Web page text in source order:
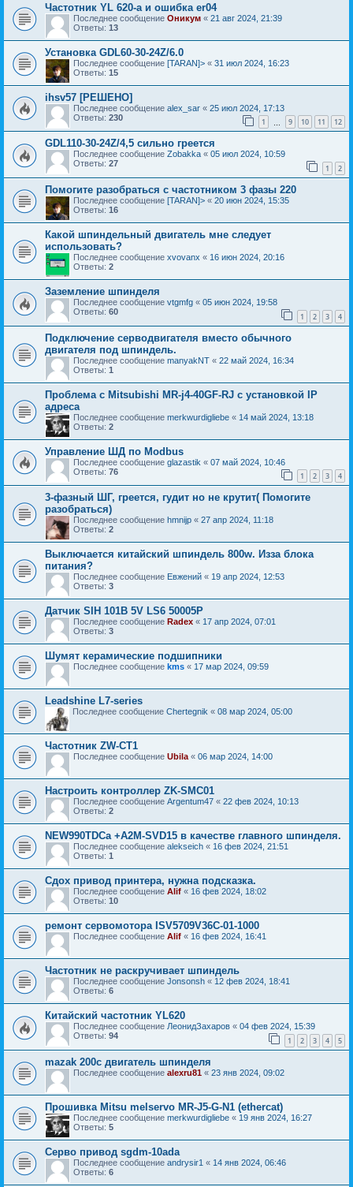
Частотник YL 620-a и ошибка er04
Последнее сообщение Оникум « 21 авг 2024, 21:39
Ответы: 13
Установка GDL60-30-24Z/6.0
Последнее сообщение [TARAN]> « 31 июл 2024, 16:23
Ответы: 15
ihsv57 [РЕШЕНО]
Последнее сообщение alex_sar « 25 июл 2024, 17:13
Ответы: 230 1 9 10 11 12
GDL110-30-24Z/4,5 сильно греется
Последнее сообщение Zobakka « 05 июл 2024, 10:59
Ответы: 27 1 2
Помогите разобраться с частотником 3 фазы 220
Последнее сообщение [TARAN]> « 20 июн 2024, 15:35
Ответы: 16
Какой шпиндельный двигатель мне следует
использовать?
Последнее сообщение xvovanx « 16 июн 2024, 20:16
Ответы: 2
Заземление шпинделя
Последнее сообщение vtgmfg « 05 июн 2024, 19:58
Ответы: 60 1 2 3 4
Подключение серводвигателя вместо обычного
двигателя под шпиндель.
Последнее сообщение manyakNT « 22 май 2024, 16:34
Ответы: 1
Проблема с Mitsubishi MR-j4-40GF-RJ с установкой IP
адреса
Последнее сообщение merkwurdigliebe « 14 май 2024, 13:18
Ответы: 2
Управление ШД по Modbus
Последнее сообщение glazastik « 07 май 2024, 10:46
Ответы: 76 1 2 3 4
3-фазный ШГ, греется, гудит но не крутит( Помогите
разобраться)
Последнее сообщение hmnijp « 27 апр 2024, 11:18
Ответы: 2
Выключается китайский шпиндель 800w. Изза блока
питания?
Последнее сообщение Евжений « 19 апр 2024, 12:53
Ответы: 3
Датчик SIH 101B 5V LS6 50005P
Последнее сообщение Radex « 17 апр 2024, 07:01
Ответы: 3
Шумят керамические подшипники
Последнее сообщение kms « 17 мар 2024, 09:59
Leadshine L7-series
Последнее сообщение Chertegnik « 08 мар 2024, 05:00
Частотник ZW-CT1
Последнее сообщение Ubila« 06 мар 2024, 14:00
Настроить контроллер ZK-SMC01
Последнее сообщение Argentum47 « 22 фев 2024, 10:13
Ответы: 2
NEW990TDCa +A2M-SVD15 в качестве главного шпинделя.
Последнее сообщение alekseich « 16 фев 2024, 21:51
Ответы: 1
Сдох привод принтера, нужна подсказка.
Последнее сообщение Alif « 16 фев 2024, 18:02
Ответы: 10
ремонт сервомотора ISV5709V36C-01-1000
Последнее сообщение Alif « 16 фев 2024, 16:41
Частотник не раскручивает шпиндель
Последнее сообщение Jonsonsh « 12 фев 2024, 18:41
Ответы: 6
Китайский частотник YL620
Последнее сообщение ЛеонидЗахаров « 04 фев 2024, 15:39
Ответы: 94 1 2 3 4 5
mazak 200c двигатель шпинделя
Последнее сообщение alexru81 « 23 янв 2024, 09:02
Прошивка Mitsu melservo MR-J5-G-N1 (ethercat)
Последнее сообщение merkwurdigliebe « 19 янв 2024, 16:27
Ответы: 5
Серво привод sgdm-10ada
Последнее сообщение andrysir1 « 14 янв 2024, 06:46
Ответы: 6